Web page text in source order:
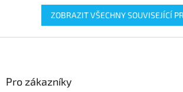
ZOBRAZIT VŠECHNY SOUVISEJÍCÍ
Pro zákazníky